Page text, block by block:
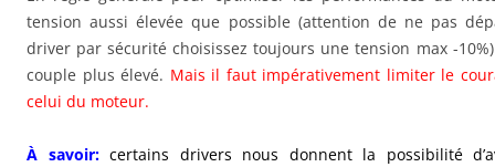
tension aussi élevée que possible (attention de ne pas
driver par sécurité choisissez toujours une tension max -
couple plus élevé. Mais il faut impérativement limiter le
celui du moteur.
À savoir:certains drivers nous donnent la possibilité